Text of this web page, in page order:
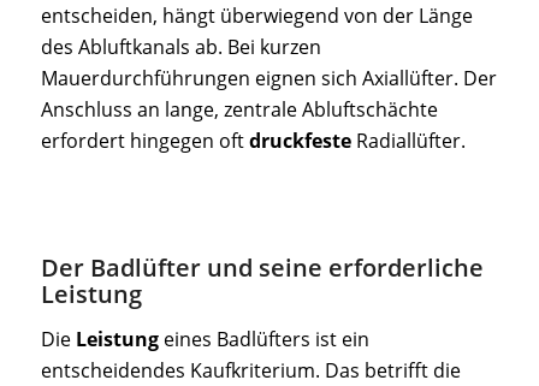
entscheiden, hängt überwiegend von der Länge
des Abluftkanals ab. Bei kurzen
Mauerdurchführungen eignen sich Axiallüfter. Der
Anschluss an lange, zentrale Abluftschächte
erfordert hingegen oftdruckfesteRadiallüfter.
Der Badlüfter und seine erforderliche
Leistung
Die Leistungeines Badlüfters ist ein
entscheidendes Kaufkriterium. Das betrifft die